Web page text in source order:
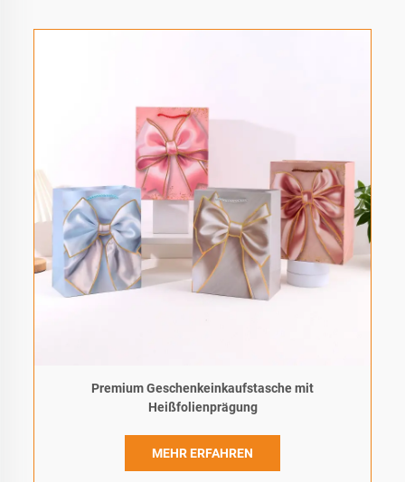
Premium Geschenkeinkaufstasche mit
Heißfolienprägung
MEHR ERFAHREN